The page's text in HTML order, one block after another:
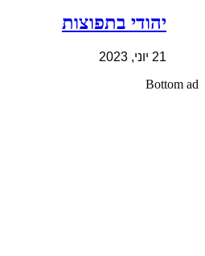
יהודי בתפוצות
21 יוני, 2023
Bottom ad